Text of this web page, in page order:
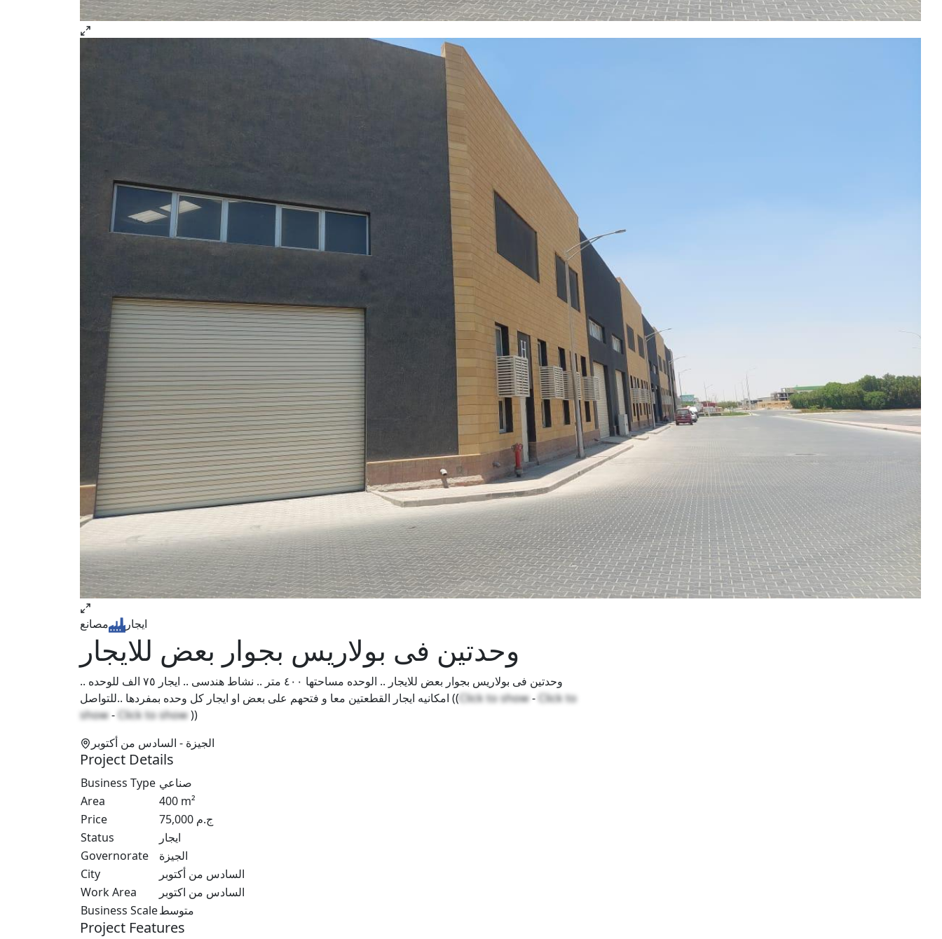
ايجار مصانع
وحدتين فى بولاريس بجوار بعض للايجار
وحدتين فى بولاريس بجوار بعض للايجار .. الوحده مساحتها ٤٠٠ متر .. نشاط هندسى .. ايجار ٧٥ الف للوحده ..
امكانيه ايجار القطعتين معا و فتحهم على بعض او ايجار كل وحده بمفردها ..للتواصل ((Click to show-Click to
show-Click to show))
الجيزة - السادس من أكتوبر
Project Details
Business Type صناعي
Area
400 m²
Price
75,000 ج.م
Status
ايجار
Governorate
الجيزة
City
السادس من أكتوبر
Work Area
السادس من اكتوبر
Business Scaleمتوسط
Project Features